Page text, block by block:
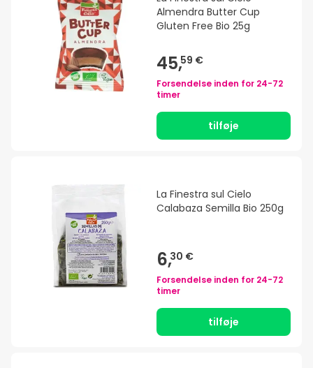
Almendra Butter Cup
Gluten Free Bio 25g
45,59 €
Forsendelse inden for 24-72
timer
tilføje
La Finestra sul Cielo
Calabaza Semilla Bio 250g
6,30 €
Forsendelse inden for 24-72
timer
tilføje